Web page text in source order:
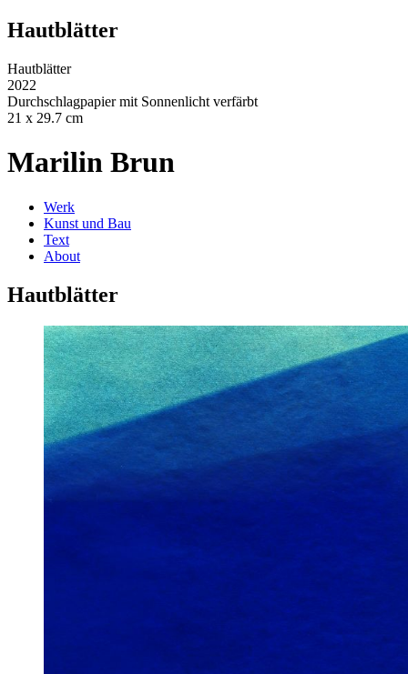
Hautblätter
Hautblätter
2022
Durchschlagpapier mit Sonnenlicht verfärbt
21 x 29.7 cm
Marilin Brun
Werk
Kunst und Bau
Text
About
Hautblätter